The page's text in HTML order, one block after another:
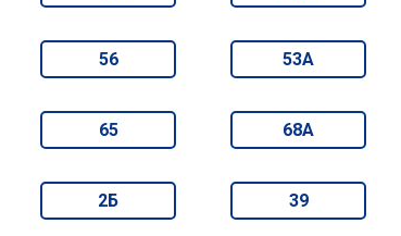
56 53А
65 68А
2Б 39